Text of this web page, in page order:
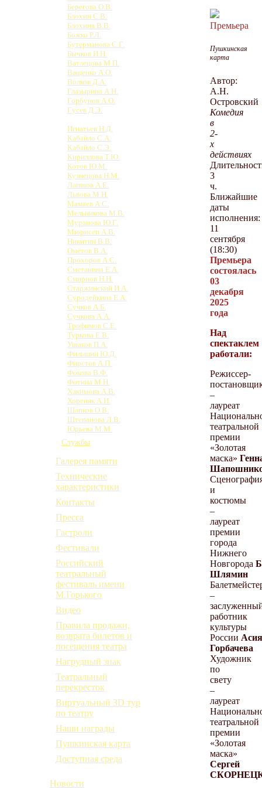
Берегова О.В.
Блохин С.В.
Блохина В.В.
Божко Р.Л.
Бутерманова С.Г.
Бычков И.Н.
Ватлецова М.П.
Ващенко А.О.
Волков Д.А.
Глазырина А.Н.
Горбунов А.О.
Гусев Д.Э.
Игнатьев Н.Д.
Кабайло С.А.
Кабайло С.Э.
Кириллова Т.Ю.
Котов Ю.М.
Кузнецова Н.М.
Лапшов А.Е.
Львова М.Н.
Мамаев А.С.
Мельникова М.В.
Муранова Ю.Г.
Мюрисеп А.В.
Никитин В.В.
Омётов В.А.
Прохоров А.С.
Сметанина Е.А.
Смирнов Н.Н.
Старжинский И.А.
Суродейкина Е.А.
Сучков А.Б.
Сучкова А.А.
Трофимов С.Е.
Туркова Е.В.
Ушаков П.А.
Фильшин Ю.Д.
Фирстов А.П.
Фокова В.Ф.
Фотина М.Н.
Хакимова А.В.
Хореняк А.И.
Шапков О.В.
Штепанова Л.В.
Юрьева М.М.
Службы
Галерея памяти
Технические
характеристики
Контакты
Пресса
Гастроли
Фестивали
Российский
театральный
фестиваль имени
М.Горького
Видео
Правила продажи,
возврата билетов и
посещения театра
Нагрудный знак
Театральный
перекресток
Виртуальный 3D тур
по театру
Наши награды
Пушкинская карта
Доступная среда
Новости
Премьера
Пушкинская
карта
Автор:
А.Н.
Островский
Комедия
в
2-
х
действиях
3
ч.
Ближайшие
даты
исполнения:
11
сентября
(18:30)
Премьера
состоялась
03
декабря
2025
года
Над
спектаклем
работали:
Режиссер-
–
лауреат
театральной
премии
«Золотая
маска»
и
костюмы
–
лауреат
премии
города
Нижнего
Новгорода
Шлямин
–
работник
культуры
России Асия
Горбачева
Художник
по
свету
–
лауреат
театральной
премии
«Золотая
маска»
Сергей